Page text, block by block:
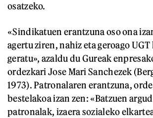
osatzeko.
«Sindikatuen erantzuna oso ona
agertu ziren, nahiz eta geroago
geratu», azaldu du Gureak
ordezkari Jose Mari Sanchezek
1973). Patronalaren erantzuna,
bestelakoa izan zen: «Batzuen
patronalak, izaera sozialeko